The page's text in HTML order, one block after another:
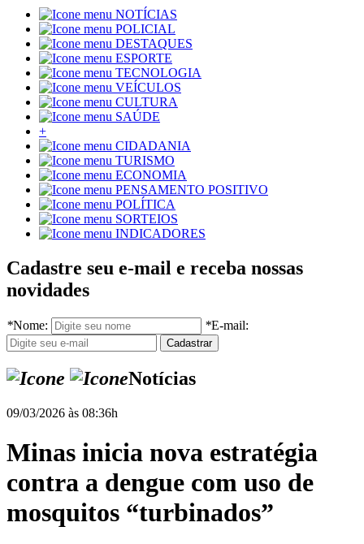
NOTÍCIAS
POLICIAL
DESTAQUES
ESPORTE
TECNOLOGIA
VEÍCULOS
CULTURA
SAÚDE
+
CIDADANIA
TURISMO
ECONOMIA
PENSAMENTO POSITIVO
POLÍTICA
SORTEIOS
INDICADORES
Cadastre seu e-mail e receba nossas
novidades
*Nome: *E-mail:
Notícias
09/03/2026 às 08:36h
Minas inicia nova estratégia
contra a dengue com uso de
mosquitos “turbinados”